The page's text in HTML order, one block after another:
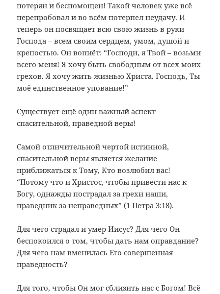
потерян и беспомощен! Такой человек уже всё
перепробовал и во всём потерпел неудачу. И
теперь он посвящает всю свою жизнь в руки
Господа – всем своим сердцем, умом, душой и
крепостью. Он вопиёт: “Господи, я Твой – возьми
всего меня! Я хочу быть свободным от всех моих
грехов. Я хочу жить жизнью Христа. Господь, Ты
моё единственное упование!”
Существует ещё один важный аспект
спасительной, праведной веры!
Самой отличительной чертой истинной,
спасительной веры является желание
приближаться к Тому, Кто возлюбил вас!
“Потому что и Христос, чтобы привести нас к
Богу, однажды пострадал за грехи наши,
праведник за неправедных” (1 Петра 3:18).
Для чего страдал и умер Иисус? Для чего Он
беспокоился о том, чтобы дать нам оправдание?
Для чего нам вменилась Его совершенная
праведность?
Для того, чтобы Он мог сблизить нас с Богом! Всё